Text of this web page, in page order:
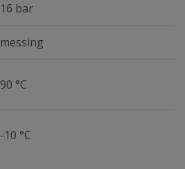
16 bar
messing
90 °C
-10 °C